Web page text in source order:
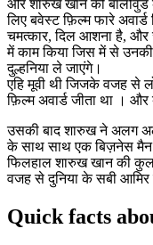
और शारुख खान की बॉलीवुड
लिए बवेस्ट फ़िल्म फारे
चमत्कार, दिल आशना है,
में काम किया जिस में से
दुल्हनिया ले जाएंगे।
एहि मूवी थी जिजके वजह से
फ़िल्म अवार्ड जीता था । और
उसकी बाद शारुख ने अलग
के साथ साथ एक बिज़नेस मैन
फिलहाल शारुख खान की
वजह से दुनिया के सबी आमिर
Quick facts